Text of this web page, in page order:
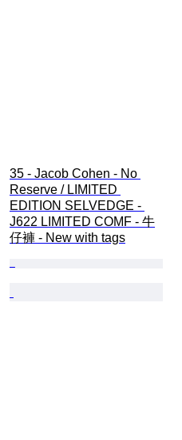
35 - Jacob Cohen - No
Reserve / LIMITED
EDITION SELVEDGE -
J622 LIMITED COMF - 牛
仔褲 - New with tags